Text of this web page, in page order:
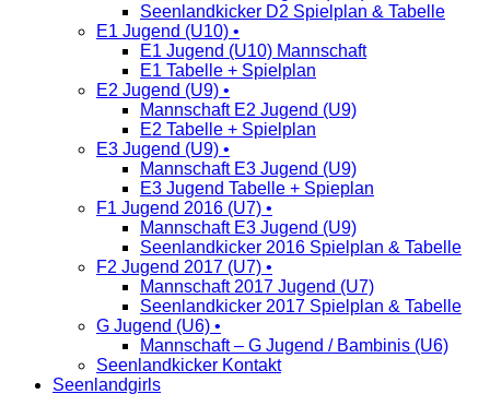
Seenlandkicker D2 Spielplan & Tabelle
E1 Jugend (U10) •
E1 Jugend (U10) Mannschaft
E1 Tabelle + Spielplan
E2 Jugend (U9) •
Mannschaft E2 Jugend (U9)
E2 Tabelle + Spielplan
E3 Jugend (U9) •
Mannschaft E3 Jugend (U9)
E3 Jugend Tabelle + Spieplan
F1 Jugend 2016 (U7) •
Mannschaft E3 Jugend (U9)
Seenlandkicker 2016 Spielplan & Tabelle
F2 Jugend 2017 (U7) •
Mannschaft 2017 Jugend (U7)
Seenlandkicker 2017 Spielplan & Tabelle
G Jugend (U6) •
Mannschaft – G Jugend / Bambinis (U6)
Seenlandkicker Kontakt
Seenlandgirls